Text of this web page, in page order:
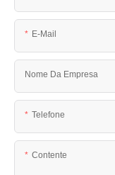
E-Mail
Nome Da Empresa
Telefone
Contente